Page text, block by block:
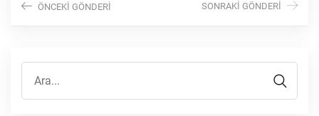
ÖNCEKI GÖNDERI SONRAKI GÖNDERI